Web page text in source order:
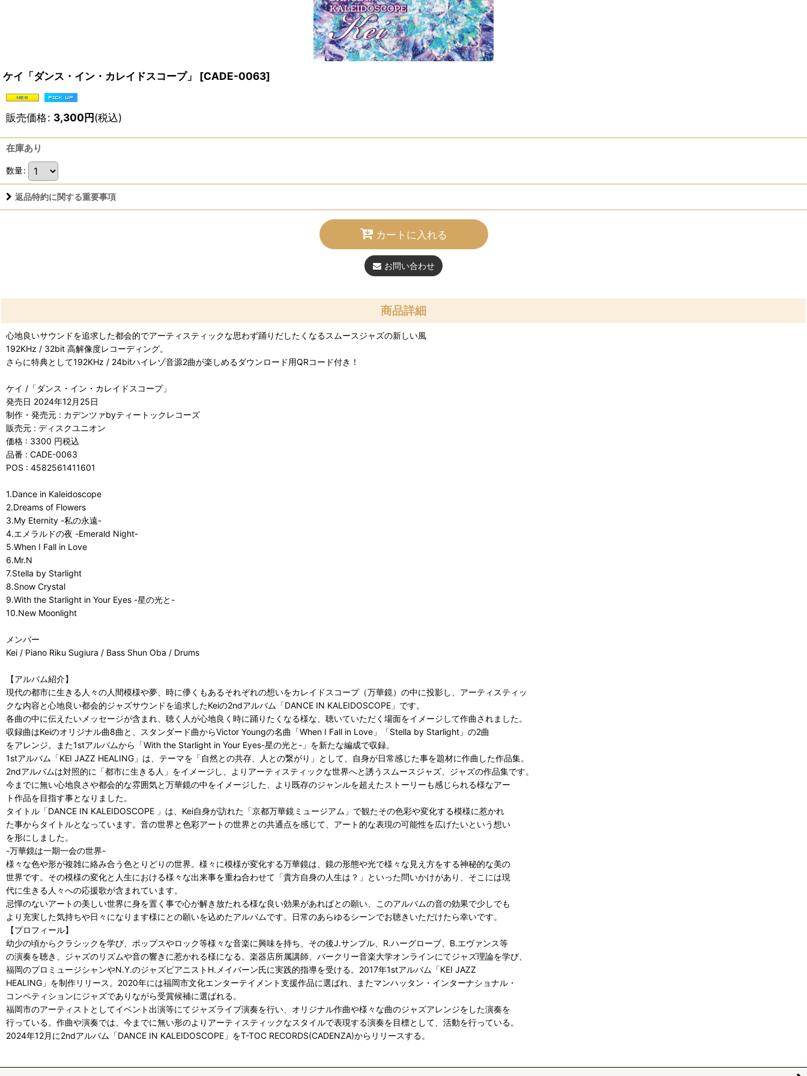
ケイ「ダンス・イン・カレイドスコープ」 [CADE-0063]
販売価格: 3,300円(税込)
在庫あり
数量:
返品特約に関する重要事項
カートに入れる
お問い合わせ
商品詳細
心地良いサウンドを追求した都会的でアーティスティックな思わず踊りだしたくなるスムースジャズの新しい風
192KHz / 32bit 高解像度レコーディング。
さらに特典として192KHz / 24bitハイレゾ音源2曲が楽しめるダウンロード用QRコード付き！
ケイ /「ダンス・イン・カレイドスコープ」
発売日 2024年12月25日
制作・発売元 : カデンツァbyティートックレコーズ
販売元 : ディスクユニオン
価格 : 3300 円税込
品番 : CADE-0063
POS : 4582561411601
1.Dance in Kaleidoscope
2.Dreams of Flowers
3.My Eternity -私の永遠-
4.エメラルドの夜 -Emerald Night-
5.When I Fall in Love
6.Mr.N
7.Stella by Starlight
8.Snow Crystal
9.With the Starlight in Your Eyes -星の光と-
10.New Moonlight
メンバー
Kei / Piano Riku Sugiura / Bass Shun Oba / Drums
【アルバム紹介】
現代の都市に生きる人々の人間模様や夢、時に儚くもあるそれぞれの想いをカレイドスコープ（万華鏡）の中に投影し、アーティスティッ
クな内容と心地良い都会的ジャズサウンドを追求したKeiの2ndアルバム「DANCE IN KALEIDOSCOPE」です。
各曲の中に伝えたいメッセージが含まれ、聴く人が心地良く時に踊りたくなる様な、聴いていただく場面をイメージして作曲されました。
収録曲はKeiのオリジナル曲8曲と、スタンダード曲からVictor Youngの名曲「When I Fall in Love」「Stella by Starlight」の2曲
をアレンジ。また1stアルバムから「With the Starlight in Your Eyes-星の光と-」を新たな編成で収録。
1stアルバム「KEI JAZZ HEALING」は、テーマを「自然との共存、人との繋がり」として、自身が日常感じた事を題材に作曲した作品集。
2ndアルバムは対照的に「都市に生きる人」をイメージし、よりアーティスティックな世界へと誘うスムースジャズ、ジャズの作品集です。
今までに無い心地良さや都会的な雰囲気と万華鏡の中をイメージした、より既存のジャンルを超えたストーリーも感じられる様なアー
ト作品を目指す事となりました。
タイトル「DANCE IN KALEIDOSCOPE 」は、Kei自身が訪れた「京都万華鏡ミュージアム」で観たその色彩や変化する模様に惹かれ
た事からタイトルとなっています。音の世界と色彩アートの世界との共通点を感じて、アート的な表現の可能性を広げたいという想い
を形にしました。
-万華鏡は一期一会の世界-
様々な色や形が複雑に絡み合う色とりどりの世界。様々に模様が変化する万華鏡は、鏡の形態や光で様々な見え方をする神秘的な美の
世界です。その模様の変化と人生における様々な出来事を重ね合わせて「貴方自身の人生は？」といった問いかけがあり、そこには現
代に生きる人々への応援歌が含まれています。
忌憚のないアートの美しい世界に身を置く事で心が解き放たれる様な良い効果があればとの願い、このアルバムの音の効果で少しでも
より充実した気持ちや日々になります様にとの願いを込めたアルバムです。日常のあらゆるシーンでお聴きいただけたら幸いです。
【プロフィール】
幼少の頃からクラシックを学び、ポップスやロック等様々な音楽に興味を持ち、その後J.サンプル、R.ハーグローブ、B.エヴァンス等
の演奏を聴き、ジャズのリズムや音の響きに惹かれる様になる。楽器店所属講師、バークリー音楽大学オンラインにてジャズ理論を学び、
福岡のプロミュージシャンやN.Y.のジャズピアニストH.メイバーン氏に実践的指導を受ける。2017年1stアルバム「KEI JAZZ
HEALING」を制作リリース。2020年には福岡市文化エンターテイメント支援作品に選ばれ、またマンハッタン・インターナショナル・
コンペティションにジャズでありながら受賞候補に選ばれる。
福岡市のアーティストとしてイベント出演等にてジャズライブ演奏を行い、オリジナル作曲や様々な曲のジャズアレンジをした演奏を
行っている。作曲や演奏では、今までに無い形のよりアーティスティックなスタイルで表現する演奏を目標として、活動を行っている。
2024年12月に2ndアルバム「DANCE IN KALEIDOSCOPE」をT-TOC RECORDS(CADENZA)からリリースする。